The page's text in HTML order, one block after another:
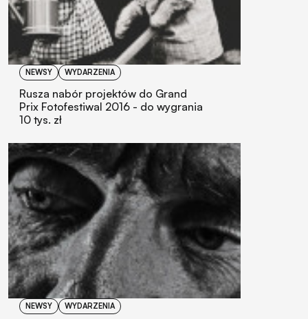
NEWSY WYDARZENIA
Rusza nabór projektów do Grand
Prix Fotofestiwal 2016 - do wygrania
10 tys. zł
NEWSY WYDARZENIA